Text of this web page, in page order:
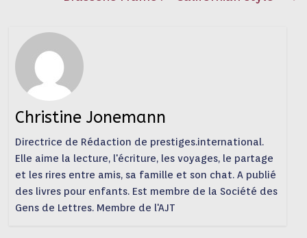
Christine Jonemann
Directrice de Rédaction de prestiges.international.
Elle aime la lecture, l'écriture, les voyages, le partage
et les rires entre amis, sa famille et son chat. A publié
des livres pour enfants. Est membre de la Société des
Gens de Lettres. Membre de l'AJT